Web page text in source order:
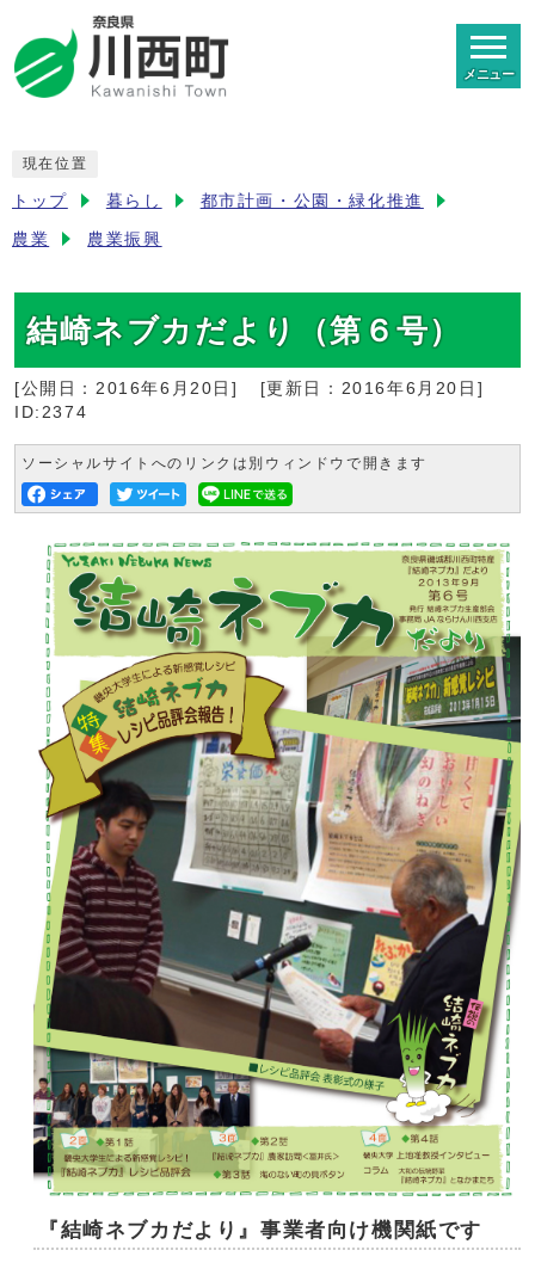
メニュー
現在位置
トップ 暮らし 都市計画・公園・緑化推進
農業 農業振興
結崎ネブカだより（第６号）
[公開日： 2016年6月20日 ] [更新日： 2016年6月20日 ]
ID:2374
ソーシャルサイトへのリンクは別ウィンドウで開きます
『結崎ネブカだより』事業者向け機関紙です